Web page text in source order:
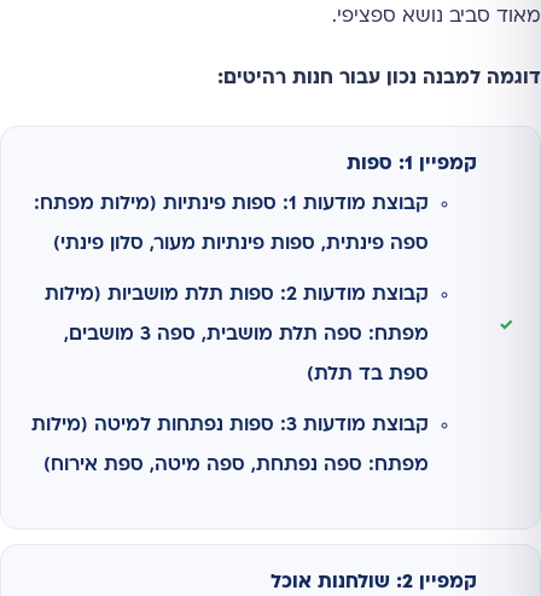
מאוד סביב נושא ספציפי.
דוגמה למבנה נכון עבור חנות רהיטים:
קמפיין 1: ספות
קבוצת מודעות 1: ספות פינתיות (מילות מפתח:
ספה פינתית, ספות פינתיות מעור, סלון פינתי)
קבוצת מודעות 2: ספות תלת מושביות (מילות
מפתח: ספה תלת מושבית, ספה 3 מושבים,
ספת בד תלת)
קבוצת מודעות 3: ספות נפתחות למיטה (מילות
מפתח: ספה נפתחת, ספה מיטה, ספת אירוח)
קמפיין 2: שולחנות אוכל